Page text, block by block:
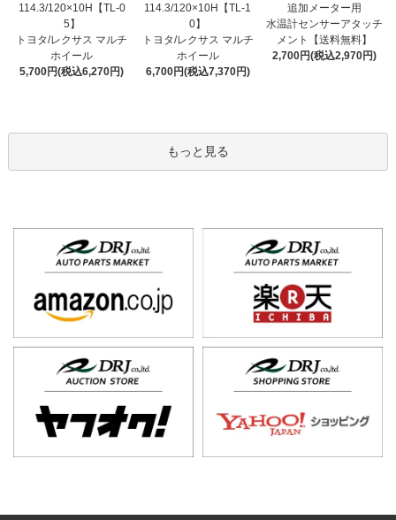
114.3/120×10H【TL-0
5】
トヨタ/レクサス マルチ
ホイール
5,700円(税込6,270円)
114.3/120×10H【TL-1
0】
トヨタ/レクサス マルチ
ホイール
6,700円(税込7,370円)
追加メーター用
水温計センサーアタッチ
メント【送料無料】
2,700円(税込2,970円)
もっと見る